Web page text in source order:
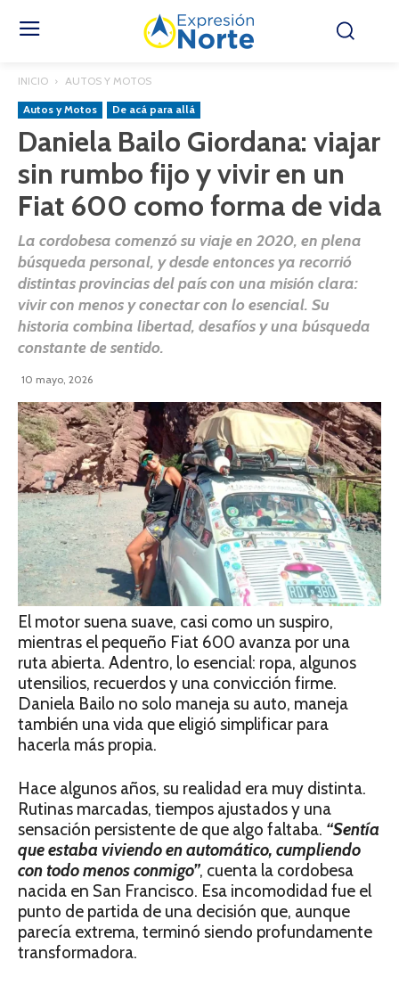
INICIO AUTOS Y MOTOS
Autos y Motos De acá para allá
Daniela Bailo Giordana: viajar
sin rumbo fijo y vivir en un
Fiat 600 como forma de vida
La cordobesa comenzó su viaje en 2020, en plena
búsqueda personal, y desde entonces ya recorrió
distintas provincias del país con una misión clara:
vivir con menos y conectar con lo esencial. Su
historia combina libertad, desafíos y una búsqueda
constante de sentido.
10 mayo, 2026
El motor suena suave, casi como un suspiro,
mientras el pequeño Fiat 600 avanza por una
ruta abierta. Adentro, lo esencial: ropa, algunos
utensilios, recuerdos y una convicción firme.
Daniela Bailo no solo maneja su auto, maneja
también una vida que eligió simplificar para
hacerla más propia.
Hace algunos años, su realidad era muy distinta.
Rutinas marcadas, tiempos ajustados y una
sensación persistente de que algo faltaba. “Sentía
que estaba viviendo en automático, cumpliendo
con todo menos conmigo”, cuenta la cordobesa
nacida en San Francisco. Esa incomodidad fue el
punto de partida de una decisión que, aunque
parecía extrema, terminó siendo profundamente
transformadora.